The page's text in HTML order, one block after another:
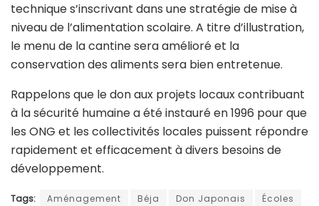
technique s’inscrivant dans une stratégie de mise à
niveau de l’alimentation scolaire. A titre d’illustration,
le menu de la cantine sera amélioré et la
conservation des aliments sera bien entretenue.
Rappelons que le don aux projets locaux contribuant
à la sécurité humaine a été instauré en 1996 pour que
les ONG et les collectivités locales puissent répondre
rapidement et efficacement à divers besoins de
développement.
Tags: Aménagement Béja Don Japonais Écoles